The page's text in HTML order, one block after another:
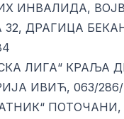
ИНВАЛИДА,
ДРАГИЦА
ЛИГА“ КРАЉА
ИВИЋ, 063/
ПОТОЧАНИ,